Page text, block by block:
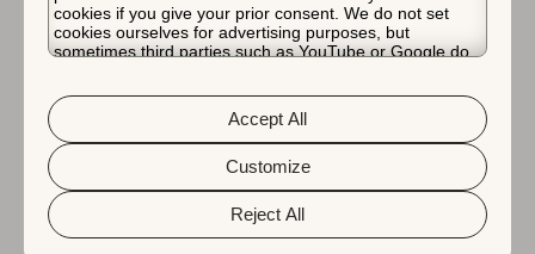
cookies if you give your prior consent. We do not set
cookies ourselves for advertising purposes, but
sometimes third parties such as YouTube or Google do.
about the protection of your personal data and the
different cookies we use, please read our
&Privacy Policy. You can customize your cookie settings
and preferences by clicking the “Customize” button.
Reject All
Customize
Accept All
索インテントを満たすアプリの能力 を特定するた
め、キーワードランキングに大きな影響を与えま
す。これは最終的に、ユーザーのニーズを解決する
示されたユーザーを変換できない場合、Google
は、そのアプリをストア訪問者に表示し続けるイン
センティブが少なくなります。